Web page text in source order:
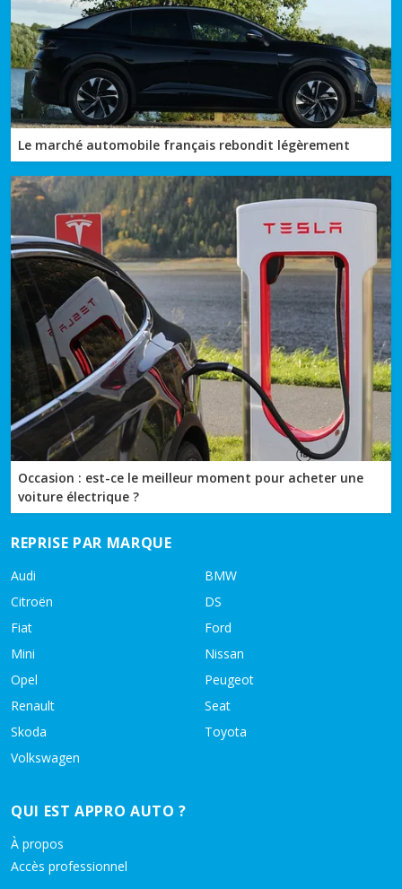
Le marché automobile français rebondit légèrement
Occasion : est-ce le meilleur moment pour acheter une
voiture électrique ?
REPRISE PAR MARQUE
Audi
BMW
Citroën
DS
Fiat
Ford
Mini
Nissan
Opel
Peugeot
Renault
Seat
Skoda
Toyota
Volkswagen
QUI EST APPRO AUTO ?
À propos
Accès professionnel